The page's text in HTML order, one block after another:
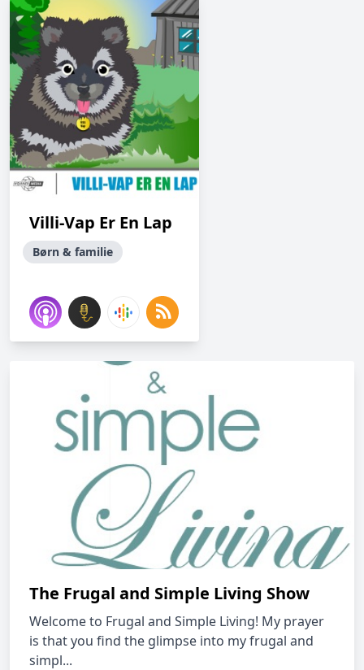
Villi-Vap Er En Lap
Børn & familie
The Frugal and Simple Living Show
Welcome to Frugal and Simple Living! My prayer
is that you find the glimpse into my frugal and
simpl...